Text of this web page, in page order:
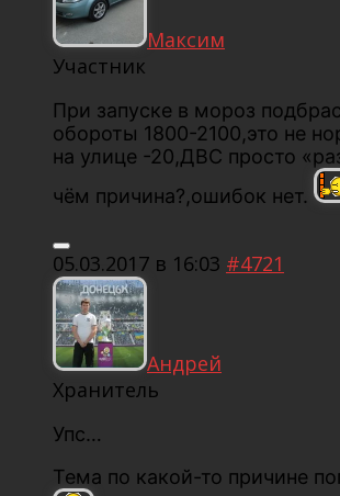
Максим
Участник
При запуске в мороз
обороты 1800-2100,это не
на улице -20,ДВС просто
чём причина?,ошибок нет.
05.03.2017 в 16:03 #4721
Андрей
Хранитель
Упс…
Тема по какой-то причине